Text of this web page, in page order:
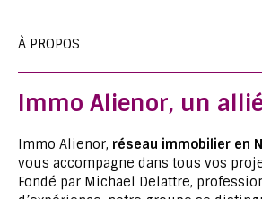
À PROPOS
Immo Alienor, un
Immo Alienor, réseau immobilier en
vous accompagne dans tous vos
Fondé par Michael Delattre,